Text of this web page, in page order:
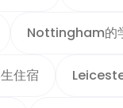
Nottingham的
住宿